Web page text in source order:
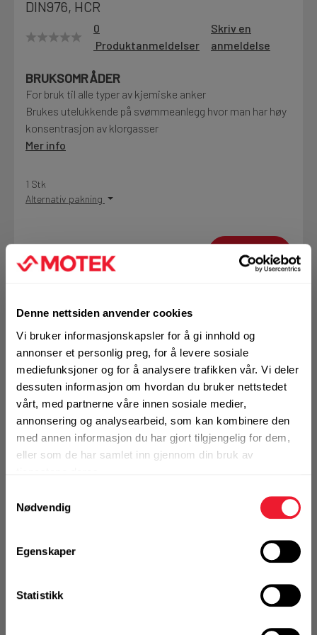
Denne nettsiden anvender cookies
Vi bruker informasjonskapsler for å gi innhold og
annonser et personlig preg, for å levere sosiale
mediefunksjoner og for å analysere trafikken vår. Vi deler
dessuten informasjon om hvordan du bruker nettstedet
vårt, med partnerne våre innen sosiale medier,
annonsering og analysearbeid, som kan kombinere den
med annen informasjon du har gjort tilgjengelig for dem,
eller som de har samlet inn gjennom din bruk av
Nødvendig
Egenskaper
Statistikk
Motek
Finn butikk
Kontakt og åpningstider
Kontakt
Kvalitetsprodukter til ekstra gode priser
Siste nytt om dine favorittprodukter
DIN976, HCR
0
Produktanmeldelser
Skriv en
anmeldelse
BRUKSOMRÅDER
For bruk til alle typer av kjemiske anker
Brukes utelukkende på svømmeanlegg hvor man har høy
konsentrasjon av klorgasser
Mer info
1 Stk
Alternativ pakning
Logg inn eller
registrer deg for å
KJØP
Ikke på nettlager - forventet sendingsklare 26.08.2026
(usikker dato)
Bestill demo
Gjengestang HCR M6x1000